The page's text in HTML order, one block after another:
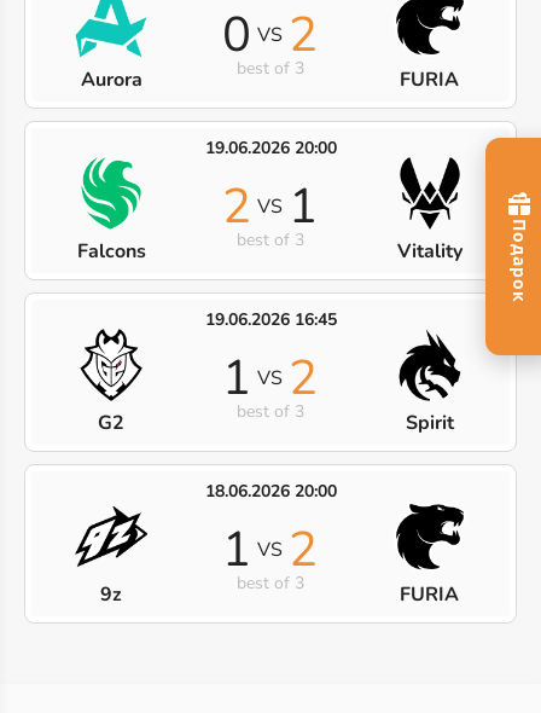
Aurora
0 VS 2
best of 3 FURIA
19.06.2026 20:00
Falcons
2 VS 1
best of 3 Vitality
19.06.2026 16:45
G2
1 VS 2
best of 3 Spirit
18.06.2026 20:00
9z
1 VS 2
best of 3 FURIA